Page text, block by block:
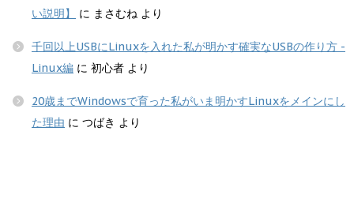
い説明】
に まさむね より
千回以上USBにLinuxを入れた私が明かす確実なUSBの作り方 -
Linux編 に 初心者 より
20歳までWindowsで育った私がいま明かすLinuxをメインにし
た理由 に つばき より